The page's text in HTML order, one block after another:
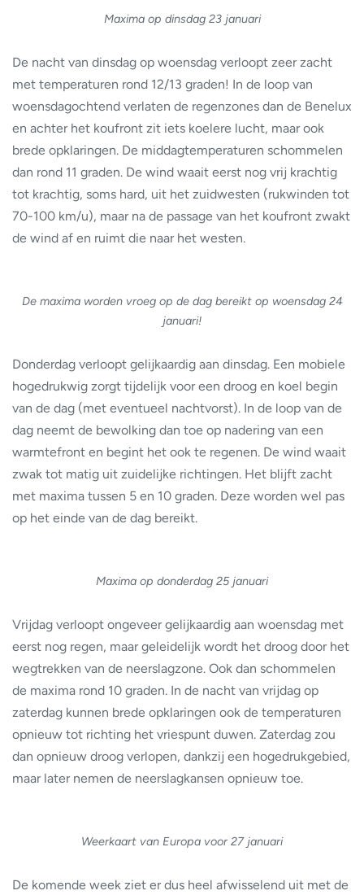
Maxima op dinsdag 23 januari
De nacht van dinsdag op woensdag verloopt zeer zacht
met temperaturen rond 12/13 graden! In de loop van
woensdagochtend verlaten de regenzones dan de Benelux
en achter het koufront zit iets koelere lucht, maar ook
brede opklaringen. De middagtemperaturen schommelen
dan rond 11 graden. De wind waait eerst nog vrij krachtig
tot krachtig, soms hard, uit het zuidwesten (rukwinden tot
70-100 km/u), maar na de passage van het koufront zwakt
de wind af en ruimt die naar het westen.
De maxima worden vroeg op de dag bereikt op woensdag 24
januari!
Donderdag verloopt gelijkaardig aan dinsdag. Een mobiele
hogedrukwig zorgt tijdelijk voor een droog en koel begin
van de dag (met eventueel nachtvorst). In de loop van de
dag neemt de bewolking dan toe op nadering van een
warmtefront en begint het ook te regenen. De wind waait
zwak tot matig uit zuidelijke richtingen. Het blijft zacht
met maxima tussen 5 en 10 graden. Deze worden wel pas
op het einde van de dag bereikt.
Maxima op donderdag 25 januari
Vrijdag verloopt ongeveer gelijkaardig aan woensdag met
eerst nog regen, maar geleidelijk wordt het droog door het
wegtrekken van de neerslagzone. Ook dan schommelen
de maxima rond 10 graden. In de nacht van vrijdag op
zaterdag kunnen brede opklaringen ook de temperaturen
opnieuw tot richting het vriespunt duwen. Zaterdag zou
dan opnieuw droog verlopen, dankzij een hogedrukgebied,
maar later nemen de neerslagkansen opnieuw toe.
Weerkaart van Europa voor 27 januari
De komende week ziet er dus heel afwisselend uit met de